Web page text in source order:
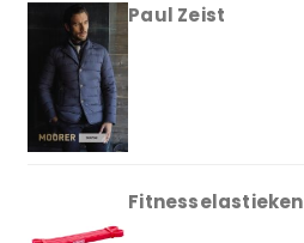
Paul Zeist
Fitnesselastieken